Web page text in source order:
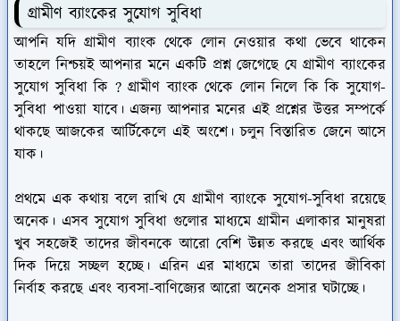
গ্রামীণ ব্যাংকের সুযোগ সুবিধা
আপনি যদি গ্রামীণ ব্যাংক থেকে লোন নেওয়ার কথা ভেবে থাকেন
তাহলে নিশ্চয়ই আপনার মনে একটি প্রশ্ন জেগেছে যে গ্রামীণ ব্যাংকের
সুযোগ সুবিধা কি ? গ্রামীণ ব্যাংক থেকে লোন নিলে কি কি সুযোগ-
সুবিধা পাওয়া যাবে। এজন্য আপনার মনের এই প্রশ্নের উত্তর সম্পর্কে
থাকছে আজকের আর্টিকেলে এই অংশে। চলুন বিস্তারিত জেনে আসে
যাক।
প্রথমে এক কথায় বলে রাখি যে গ্রামীণ ব্যাংকে সুযোগ-সুবিধা রয়েছে
অনেক। এসব সুযোগ সুবিধা গুলোর মাধ্যমে গ্রামীন এলাকার মানুষরা
খুব সহজেই তাদের জীবনকে আরো বেশি উন্নত করছে এবং আর্থিক
দিক দিয়ে সচ্ছল হচ্ছে। এরিন এর মাধ্যমে তারা তাদের জীবিকা
নির্বাহ করছে এবং ব্যবসা-বাণিজ্যের আরো অনেক প্রসার ঘটাচ্ছে।